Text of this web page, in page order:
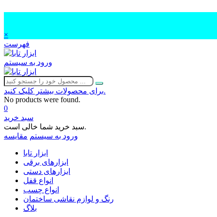
×
فهرست
ورود به سیستم
برای محصولات بیشتر کلیک کنید.
No products were found.
0
سبد خرید
سبد خرید شما خالی است.
ورود به سیستم مقایسه
ابزار تابا
ابزارهای برقی
ابزارهای دستی
انواع قفل
انواع چسب
رنگ و لوازم نقاشی ساختمان
بلاگ